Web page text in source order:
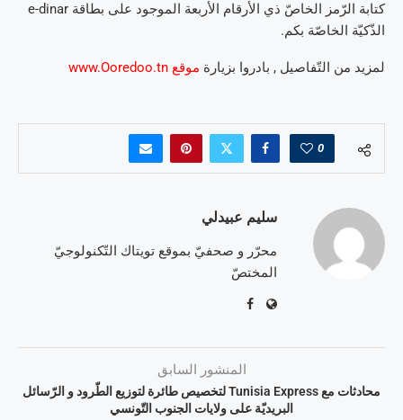
كتابة الرّمز الخاصّ ذي الأرقام الأربعة الموجود على بطاقة e-dinar
الذّكيّة الخاصّة بكم.
لمزيد من التّفاصيل , بادروا بزيارة موقع www.Ooredoo.tn
0
سليم عبيدلي
محرّر و صحفيّ بموقع تويتاك التّكنولوجيّ
المختصّ
المنشور السابق
محادثات مع Tunisia Express لتخصيص طائرة لتوزيع الطّرود و الرّسائل
البريديّة على ولايات الجنوب التّونسي